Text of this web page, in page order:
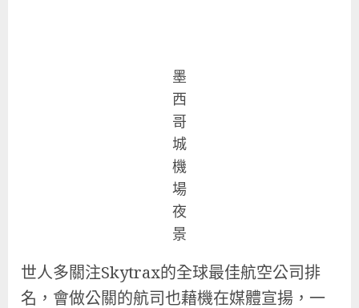
墨
西
哥
城
機
場
夜
景
世人多關注Skytrax的全球最佳航空公司排
名，會做公關的航司也藉機在媒體宣揚，一